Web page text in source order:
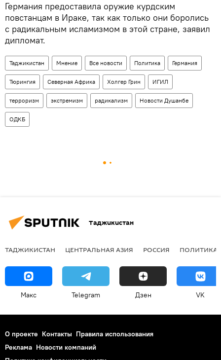
Германия предоставила оружие курдским
повстанцам в Ираке, так как только они боролись
с радикальным исламизмом в этой стране, заявил
дипломат.
Таджикистан Мнение Все новости Политика Германия
Тюрингия Северная Африка Холгер Грин ИГИЛ
терроризм экстремизм радикализм Новости Душанбе
ОДКБ
Таджикистан
ТАДЖИКИСТАН ЦЕНТРАЛЬНАЯ АЗИЯ РОССИЯ ПОЛИТИКА
Макс Telegram Дзен VK
О проекте Контакты Правила использования
Реклама Новости компаний